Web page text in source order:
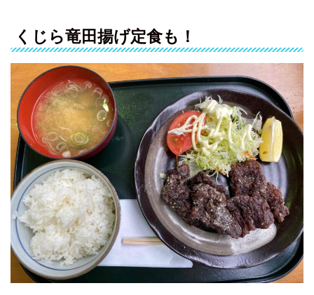
くじら竜田揚げ定食も！